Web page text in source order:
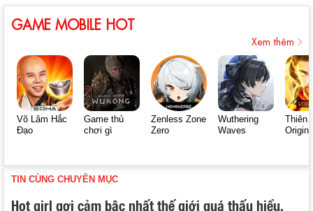
GAME MOBILE HOT
Xem thêm
Võ Lâm Hắc
Đạo
Game thủ
chơi gì
Zenless Zone
Zero
Wuthering
Waves
Thiên
Origin
TIN CÙNG CHUYÊN MỤC
Hot girl gợi cảm bậc nhất thế giới quá thấu hiểu,